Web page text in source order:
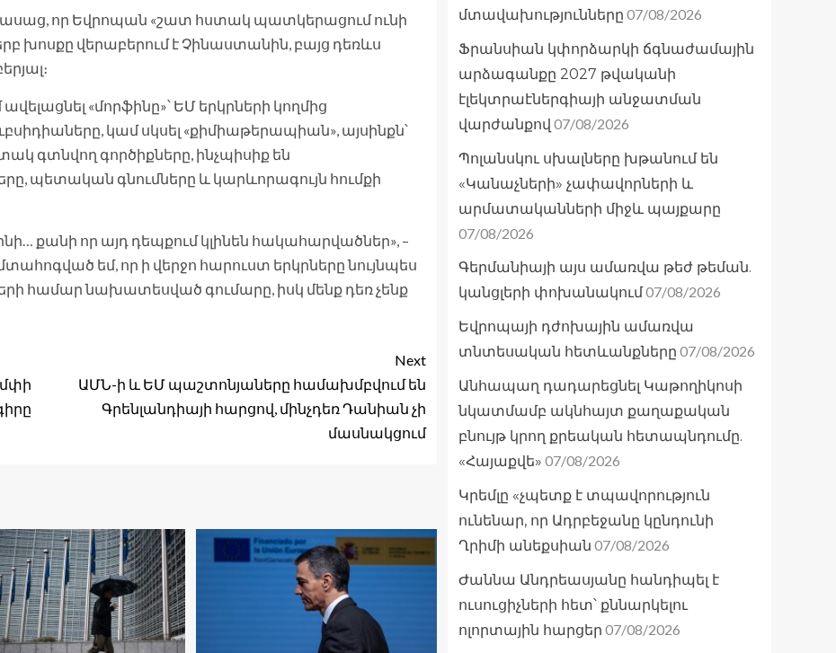
որ Եվրոպան «շատ հստակ պատկերացում ունի
խոսքը վերաբերում է Չինաստանին, բայց դեռևս
«մորֆինը»՝ ԵՄ երկրների կողմից
կամ սկսել «քիմիաթերապիան», այսինքն՝
գտնվող գործիքները, ինչպիսիք են
պետական ​​գնումները և կարևորագույն հումքի
քանի որ այդ դեպքում կլինեն հակահարվածներ», –
եմ, որ ի վերջո հարուստ երկրները նույնպես
համար նախատեսված գումարը, իսկ մենք դեռ չենք
Next
ԱՄՆ-ի և ԵՄ պաշտոնյաները համախմբվում են
Գրենլանդիայի հարցով, մինչդեռ Դանիան չի
մասնակցում
մտավախությունները 07/08/2026
Ֆրանսիան կփորձարկի ճգնաժամային
արձագանքը 2027 թվականի
էլեկտրաէներգիայի անջատման
վարժանքով 07/08/2026
Պոլանսկու սխալները խթանում են
«Կանաչների» չափավորների և
արմատականների միջև պայքարը
07/08/2026
Գերմանիայի այս ամառվա թեժ թեման.
կանցլերի փոխանակում07/08/2026
Եվրոպայի դժոխային ամառվա
տնտեսական հետևանքները 07/08/2026
Անհապաղ դադարեցնել Կաթողիկոսի
նկատմամբ ակնհայտ քաղաքական
բնույթ կրող քրեական հետապնդումը.
«Հայաքվե» 07/08/2026
Կրեմլը «չպետք է տպավորություն
ունենար, որ Ադրբեջանը կընդունի
Ղրիմի անեքսիան 07/08/2026
Ժաննա Անդրեասյանը հանդիպել է
ուսուցիչների հետ՝ քննարկելու
ոլորտային հարցեր 07/08/2026